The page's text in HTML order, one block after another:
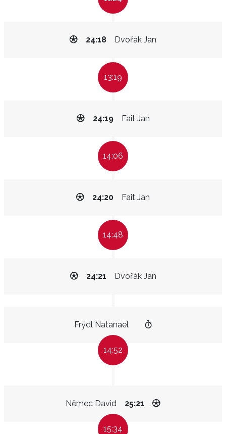
Dvořák Jan
24:18
13:19
Fait Jan
24:19
14:06
Fait Jan
24:20
14:48
Dvořák Jan
24:21
Frýdl Natanael
14:52
Němec David 25:21
15:34